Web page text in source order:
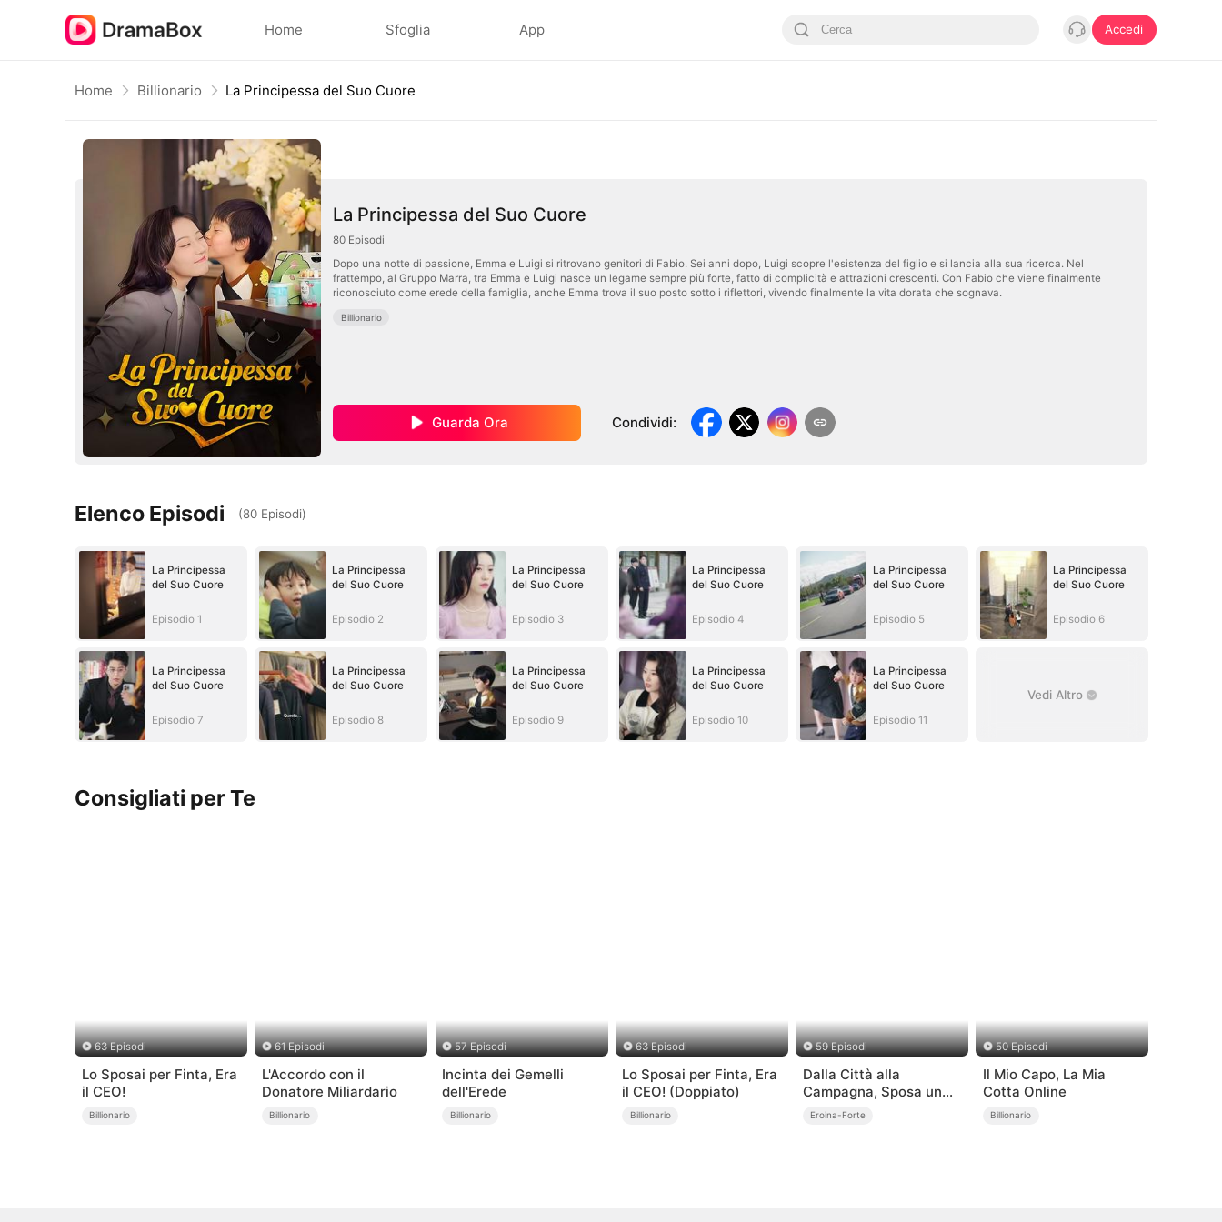
Home Sfoglia App Accedi
Home Billionario La Principessa del Suo Cuore
La Principessa del Suo Cuore
80 Episodi
Dopo una notte di passione, Emma e Luigi si ritrovano genitori di Fabio. Sei anni dopo, Luigi scopre l'esistenza del figlio e si lancia alla sua ricerca. Nel
frattempo, al Gruppo Marra, tra Emma e Luigi nasce un legame sempre più forte, fatto di complicità e attrazioni crescenti. Con Fabio che viene finalmente
riconosciuto come erede della famiglia, anche Emma trova il suo posto sotto i riflettori, vivendo finalmente la vita dorata che sognava.
Billionario
Guarda Ora Condividi:
Elenco Episodi (80 Episodi)
La Principessa
del Suo Cuore
Episodio 1
La Principessa
del Suo Cuore
Episodio 2
La Principessa
del Suo Cuore
Episodio 3
La Principessa
del Suo Cuore
Episodio 4
La Principessa
del Suo Cuore
Episodio 5
La Principessa
del Suo Cuore
Episodio 6
La Principessa
del Suo Cuore
Episodio 7
La Principessa
del Suo Cuore
Episodio 8
La Principessa
del Suo Cuore
Episodio 9
La Principessa
del Suo Cuore
Episodio 10
La Principessa
del Suo Cuore
Episodio 11
Vedi Altro
Consigliati per Te
63 Episodi
Lo Sposai per Finta, Era
il CEO!
Billionario
61 Episodi
L'Accordo con il
Donatore Miliardario
Billionario
57 Episodi
Incinta dei Gemelli
dell'Erede
Billionario
63 Episodi
Lo Sposai per Finta, Era
il CEO! (Doppiato)
Billionario
59 Episodi
Dalla Città alla
Campagna, Sposa un
Miliardario!
Eroina-Forte
50 Episodi
Il Mio Capo, La Mia
Cotta Online
Billionario